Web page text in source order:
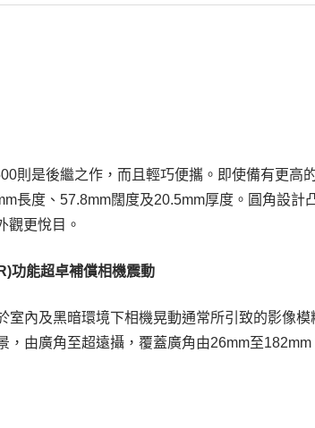
則是後繼之作，而且輕巧便攜。即使備有更高
長度、57.8mm闊度及20.5mm厚度。圓角設計
觀更悅目。
功能超卓補償相機震動
內及黑暗環境下相機晃動通常所引致的影像模
，由廣角至超遠攝，覆蓋廣角由26mm至182mm